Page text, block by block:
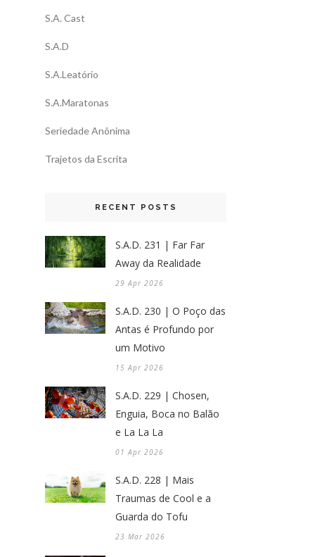
S.A. Cast
S.A.D
S.A.Leatório
S.A.Maratonas
Seriedade Anônima
Trajetos da Escrita
RECENT POSTS
S.A.D. 231 | Far Far
Away da Realidade
29 Apr 2026
S.A.D. 230 | O Poço das
Antas é Profundo por
um Motivo
15 Apr 2026
S.A.D. 229 | Chosen,
Enguia, Boca no Balão
e La La La
01 Apr 2026
S.A.D. 228 | Mais
Traumas de Cool e a
Guarda do Tofu
23 Mar 2026